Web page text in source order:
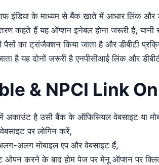
के माध्यम से बैंक खाते में आधार लिंक और
कहते हैं यह ऑप्शन इनेबल होना जरूरी है, यानी
पैसों का ट्रांजैक्शन किया जाता है और डीबीटी
है यह दोनों जरूरी है एनपीसीआई लिंक और
& NPCI Link
अकाउंट है उसी बैंक के ऑफिसियल वेबसाइट या
पर लोगिन करें,
अलग मोबाइल एप और वेबसाइट हैं,
ओपन करने के बाद होम पेज पर मेनू ऑप्शन पर